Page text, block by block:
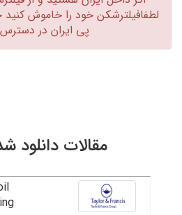
لطفافیلترشکن خود را خاموش کنید
پی ایران در دسترس
مقالات دانلود